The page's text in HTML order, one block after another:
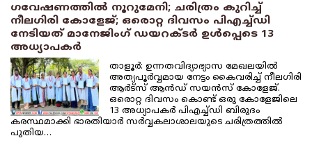
ഗവേഷണത്തില്‍ നൂറുമേനി; ചരിത്രം കുറിച്ച്
നീലഗിരി കോളേജ്; ഒരൊറ്റ ദിവസം പിഎച്ച്ഡി
നേടിയത് മാനേജിംഗ് ഡയറക്ടര്‍ ഉള്‍പ്പെടെ 13
അധ്യാപകര്‍
താളൂര്‍: ഉന്നതവിദ്യാഭ്യാസ മേഖലയില്‍
അത്യപൂര്‍വ്വമായ നേട്ടം കൈവരിച്ച് നീലഗിരി
ആര്‍ട്‌സ് ആന്‍ഡ് സയന്‍സ് കോളേജ്.
ഒരൊറ്റ ദിവസം കൊണ്ട് ഒരു കോളേജിലെ
13 അധ്യാപകര്‍ പിഎച്ച്ഡി ബിരുദം
കരസ്ഥമാക്കി ഭാരതിയാര്‍ സര്‍വ്വകലാശാലയുടെ ചരിത്രത്തില്‍
പുതിയ…